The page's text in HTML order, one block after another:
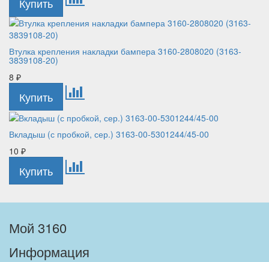
Втулка крепления накладки бампера 3160-2808020 (3163-
3839108-20)
8 ₽
Вкладыш (с пробкой, сер.) 3163-00-5301244/45-00
10 ₽
Мой 3160
Информация